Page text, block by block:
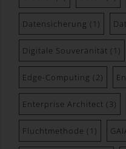
Datensicherung (1)
Digitale Souveränität (1)
Edge-Computing (2)
Enterprise Architect (3)
Fluchtmethode (1)
nicht als Empfänger.
j) Dritter
Dritter ist eine
Behörde,
der betroffenen
dem
unter der
Verantwortlichen
befugt sind, die
verarbeiten.